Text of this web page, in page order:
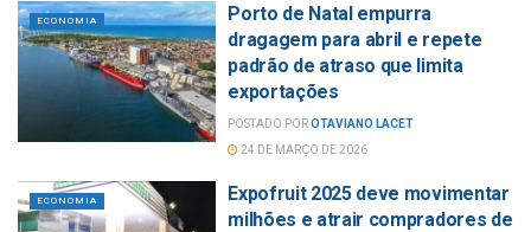
ECONOMIA
Porto de Natal empurra
dragagem para abril e repete
padrão de atraso que limita
exportações
POSTADO POROTAVIANO LACET
24 DE MARÇO DE 2026
ECONOMIA
Expofruit 2025 deve movimentar
milhões e atrair compradores de